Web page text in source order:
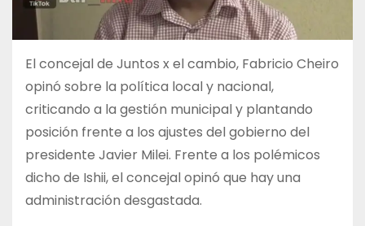
El concejal de Juntos x el cambio, Fabricio Cheiro
opinó sobre la política local y nacional,
criticando a la gestión municipal y plantando
posición frente a los ajustes del gobierno del
presidente Javier Milei. Frente a los polémicos
dicho de Ishii, el concejal opinó que hay una
administración desgastada.